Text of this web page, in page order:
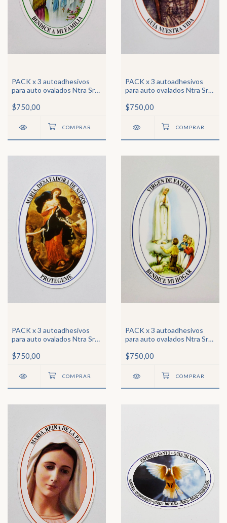
PACK x 3 autoadhesivos
para auto ovalados Ntra Sra
$750,00
PACK x 3 autoadhesivos
para auto ovalados Ntra Sra
$750,00
PACK x 3 autoadhesivos
para auto ovalados Ntra Sra
$750,00
PACK x 3 autoadhesivos
para auto ovalados Ntra Sra
$750,00